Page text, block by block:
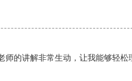
的讲解非常生动，让我能够轻松